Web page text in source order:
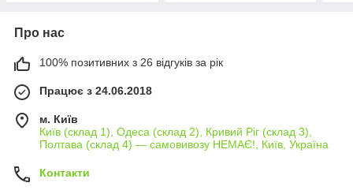
Про нас
100% позитивних з 26 відгуків за рік
Працює з 24.06.2018
м. Київ
Київ (склад 1), Одеса (склад 2), Кривий Ріг (склад 3),
Полтава (склад 4) — самовивозу НЕМАЄ!, Київ, Україна
Контакти